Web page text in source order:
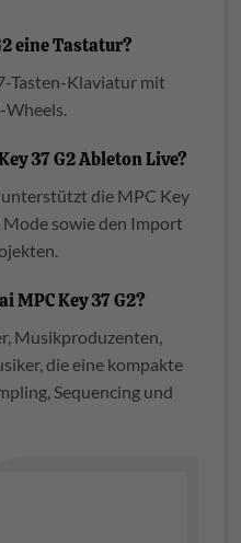
eine Tastatur?
Tasten-Klaviatur mit
37 G2 Ableton Live?
die MPC Key
sowie den Import
MPC Key 37 G2?
Musikproduzenten,
die eine kompakte
Sequencing und